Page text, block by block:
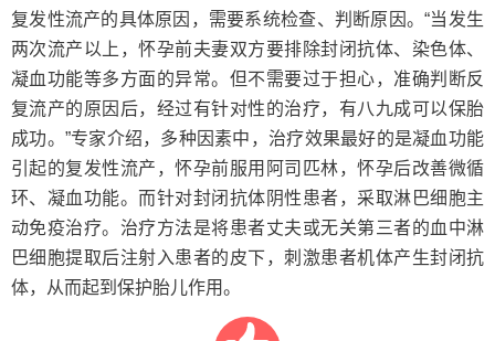
复发性流产的具体原因，需要系统检查、判断原因。“当发生
两次流产以上，怀孕前夫妻双方要排除封闭抗体、染色体、
凝血功能等多方面的异常。但不需要过于担心，准确判断反
复流产的原因后，经过有针对性的治疗，有八九成可以保胎
成功。”专家介绍，多种因素中，治疗效果最好的是凝血功能
引起的复发性流产，怀孕前服用阿司匹林，怀孕后改善微循
环、凝血功能。而针对封闭抗体阴性患者，采取淋巴细胞主
动免疫治疗。治疗方法是将患者丈夫或无关第三者的血中淋
巴细胞提取后注射入患者的皮下，刺激患者机体产生封闭抗
体，从而起到保护胎儿作用。